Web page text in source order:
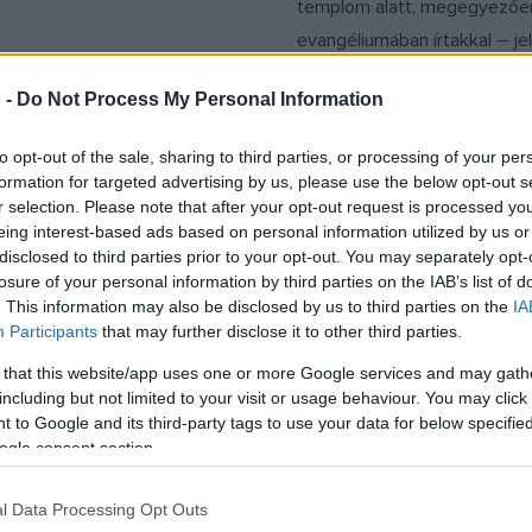
- Do Not Process My Personal Information
opt-out of the sale, sharing to third parties, or processing of your
for targeted advertising by us, please use the below opt-out
selection. Please note that after your opt-out request is processed
interest-based ads based on personal information utilized by us
to third parties prior to your opt-out. You may separately
of your personal information by third parties on the IAB’s list of
This information may also be disclosed by us to third parties on the
Participants that may further disclose it to other third parties.
that this website/app uses one or more Google services and may
but not limited to your visit or usage behaviour. You may
to Google and its third-party tags to use your data for below
consent section.
Data Processing Opt Outs
templom alatt,
evangéliumában írtakkal –
izraeli hírportál az ásatásban
kegyelmet a
évesen
Szenes Hanna
nyilas rémuralom alatt
költőt, az ellenállási
Izrael nemzeti
Kiadó jelentette meg 1991-
MŰVÉSZET
Sivatagi
textilt találtak
Az Israel Antiquities Authority
Egyetem régészei
vörösre festett textíliára,